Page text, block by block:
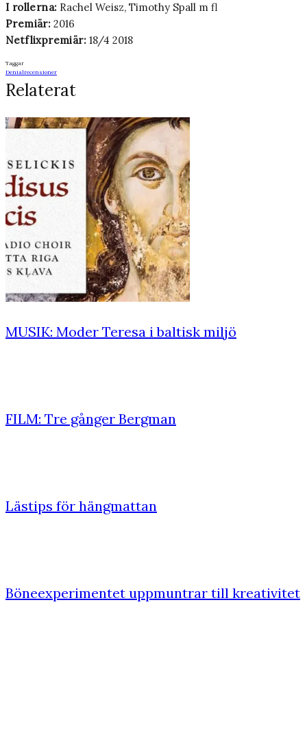
I rollerna: Rachel Weisz, Timothy Spall m fl
Premiär: 2016
Netflixpremiär: 18/4 2018
Taggar
Denialrecensioner
Relaterat
MUSIK: Moder Teresa i baltisk miljö
FILM: Tre gånger Bergman
Lästips för hängmattan
Böneexperimentet uppmuntrar till kreativitet